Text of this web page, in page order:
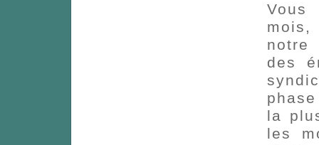
Vous
notre
des
la
les